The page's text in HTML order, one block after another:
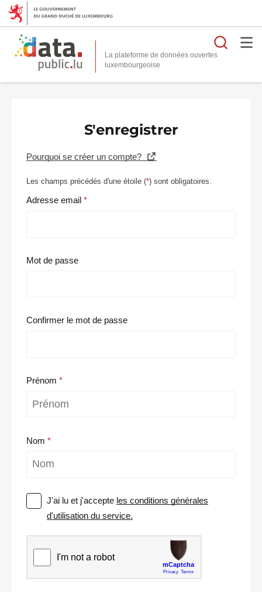
La plateforme de données ouvertes
S'enregistrer
Pourquoi se créer un compte?
Les champs précédés d'une étoile (*) sont obligatoires.
Adresse email
Mot de passe
Confirmer le mot de passe
Prénom
Nom
J'ai lu et j'accepte les conditions générales
d'utilisation du service.